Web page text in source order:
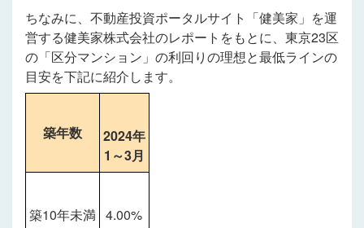
ちなみに、 不動産投資ポータルサイト「健美家」を運
営する健美家株式会社のレポートをもとに、東京23区
の「区分マンション」の利回りの理想と最低ラインの
目安を下記に紹介します。
築年数
2024年
1～3月
築10年未満 4.00%